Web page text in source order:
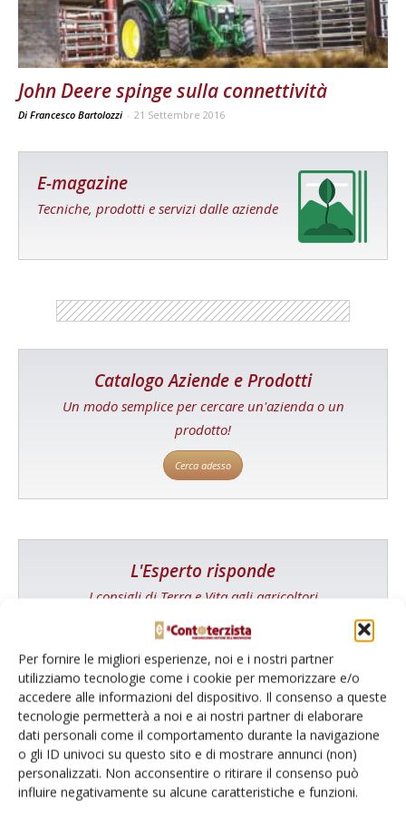
Per fornire le migliori esperienze, noi e i nostri partner
utilizziamo tecnologie come i cookie per memorizzare e/o
accedere alle informazioni del dispositivo. Il consenso a queste
tecnologie permetterà a noi e ai nostri partner di elaborare
dati personali come il comportamento durante la navigazione
o gli ID univoci su questo sito e di mostrare annunci (non)
personalizzati. Non acconsentire o ritirare il consenso può
influire negativamente su alcune caratteristiche e funzioni.
John Deere spinge sulla connettività
Di Francesco Bartolozzi - 21 Settembre 2016
E-magazine
Tecniche, prodotti e servizi dalle aziende
Catalogo Aziende e Prodotti
Un modo semplice per cercare un'azienda o un
prodotto!
Cerca adesso
L'Esperto risponde
I consigli di Terra e Vita agli agricoltori
Cerca adesso